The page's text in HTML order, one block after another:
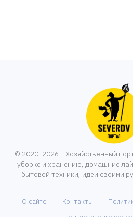
© 2020–2026 – Хозяйственный
уборке и хранению, домашние
бытовой техники, идеи своими
О сайте Контакты